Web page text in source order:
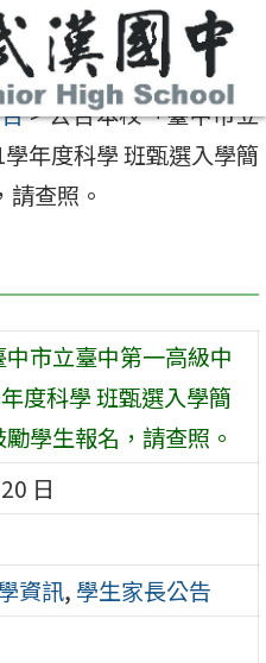
>公告本校「臺中市立
年度科學 班甄選入學簡
查照。
市立臺中第一高級中
度科學 班甄選入學簡
學生報名，請查照。
日
資訊, 學生家長公告